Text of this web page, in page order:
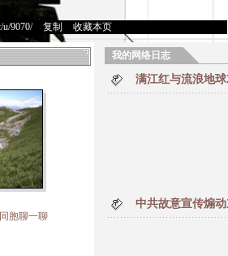
u/9070/> 复制 收藏本页
胞聊一聊
我的网络日志
满江红与流浪地
中共故意宣传煽